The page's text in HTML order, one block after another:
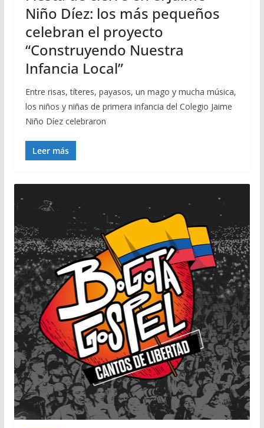
Niño Díez: los más pequeños
celebran el proyecto
“Construyendo Nuestra
Infancia Local”
Entre risas, títeres, payasos, un mago y mucha música,
los niños y niñas de primera infancia del Colegio Jaime
Niño Díez celebraron
Leer más